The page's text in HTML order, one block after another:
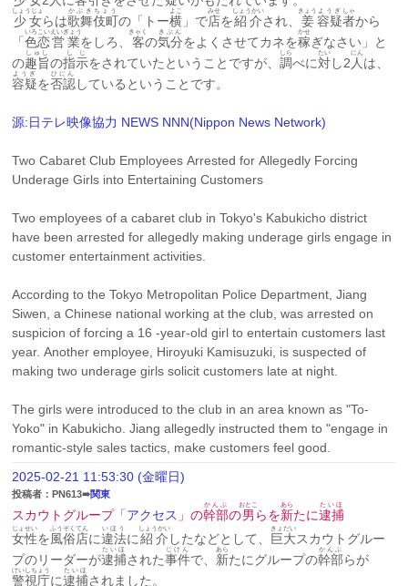
少女
しょうじょ
らは歌舞伎町
かぶきちょう
の「トー横
よこ
」で店
みせ
を紹介
しょうかい
され、 姜
きょう
容疑
ようぎ
者
しゃ
から
「 色恋
いろこい
営業
えいぎょう
をしろ、 客
きゃく
の気分
きぶん
をよくさせてカネを稼
かせ
ぎなさい」と
の趣旨
しゅし
の指示
しじ
をされていたということですが、 調
しら
べに対
たい
し2 人
にん
は、
容疑
ようぎ
を否認
ひにん
しているということです。
源:日テレ映像協力 NEWS NNN(Nippon News Network)
Two Cabaret Club Employees Arrested for Allegedly Forcing
Underage Girls into Entertaining Customers
Two employees of a cabaret club in Tokyo's Kabukicho district
have been arrested for allegedly making underage girls engage in
customer entertainment activities.
According to the Tokyo Metropolitan Police Department, Jiang
Siwen, a Chinese national working at the club, was arrested on
suspicion of forcing a 16 -year-old girl to entertain customers last
year. Another employee, Hiroyuki Kamisuzuki, is suspected of
making two underage girls solicit customers late at night.
The girls were introduced to the club in an area known as "To-
Yoko" in Kabukicho. Jiang allegedly instructed them to "engage in
romantic-style sales tactics, make customers feel good.
2025-02-21 11:53:30 (金曜日)
投稿者：PN613➠関東
スカウトグループ「アクセス 」の幹部
かんぶ
の男
おとこ
らを新
あら
たに逮捕
たいほ
女性
じょせい
を 風俗
ふうぞく
店
てん
に違法
いほう
に紹介
しょうかい
したなどとして、 巨大
きょだい
スカウトグルー
プのリーダーが逮捕
たいほ
された事件
じけん
で、 新
あら
たにグループの幹部
かんぶ
らが
警視庁
けいしちょう
に逮捕
たいほ
されました。